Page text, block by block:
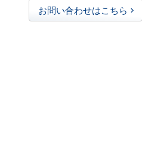
お問い合わせはこちら